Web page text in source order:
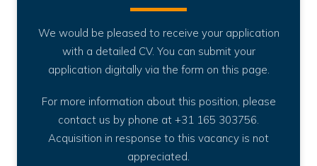
We would be pleased to receive your application
with a detailed CV. You can submit your
application digitally via the form on this page.
For more information about this position, please
contact us by phone at +31 165 303756.
Acquisition in response to this vacancy is not
appreciated.